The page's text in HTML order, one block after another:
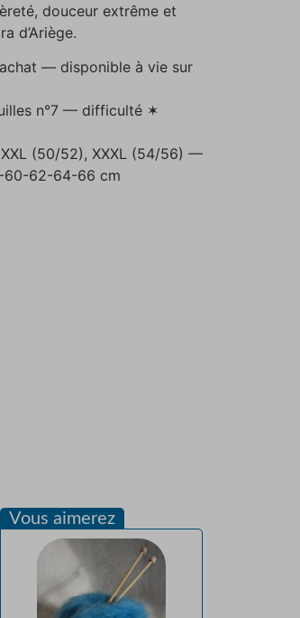
douceur extrême et
d’Ariège.
— disponible à vie sur
n°7 — difficulté ✶
(50/52), XXXL (54/56) —
60-62-64-66 cm
Vous aimerez